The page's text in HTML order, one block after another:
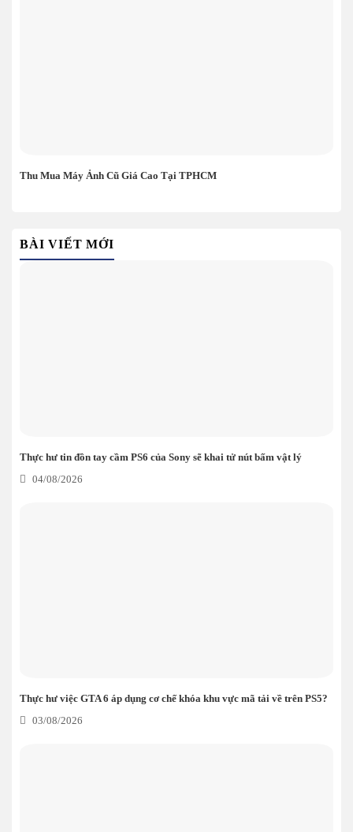
Thu Mua Máy Ảnh Cũ Giá Cao Tại TPHCM
BÀI VIẾT MỚI
Thực hư tin đồn tay cầm PS6 của Sony sẽ khai tử nút bấm vật lý
04/08/2026
Thực hư việc GTA 6 áp dụng cơ chế khóa khu vực mã tải về trên PS5?
03/08/2026